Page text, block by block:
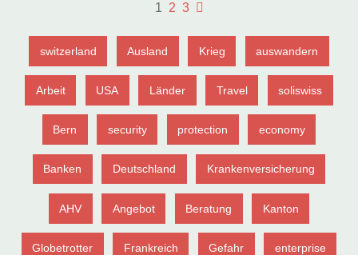
1 2 3
switzerland Ausland Krieg auswandern
Arbeit USA Länder Travel soliswiss
Bern security protection economy
Banken Deutschland Krankenversicherung
AHV Angebot Beratung Kanton
Globetrotter Frankreich Gefahr enterprise